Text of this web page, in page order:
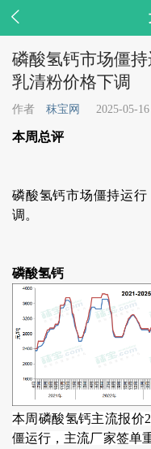

磷酸氢钙市场僵
乳清粉价格下调
作者 秣宝网 2025-05-
本周总评
磷酸氢钙市场僵持运
调。
磷酸氢钙
本周磷酸氢钙主流报价
僵运行，主流厂家签单